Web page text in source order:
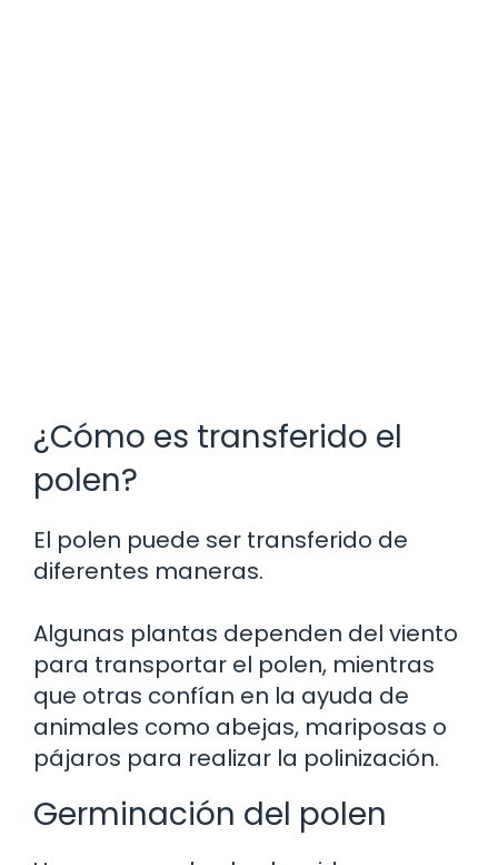
¿Cómo es transferido el
polen?
El polen puede ser transferido de
diferentes maneras.
Algunas plantas dependen del viento
para transportar el polen, mientras
que otras confían en la ayuda de
animales como abejas, mariposas o
pájaros para realizar la polinización.
Germinación del polen